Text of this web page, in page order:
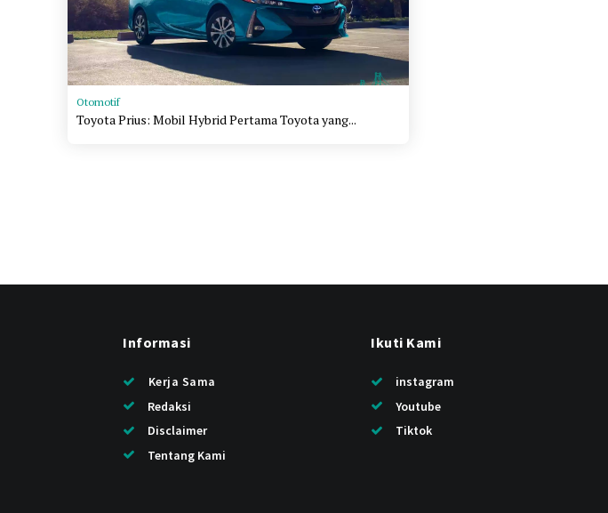
Otomotif
Toyota Prius: Mobil Hybrid Pertama Toyota yang...
Informasi
Kerja Sama
Redaksi
Disclaimer
Tentang Kami
Ikuti Kami
instagram
Youtube
Tiktok